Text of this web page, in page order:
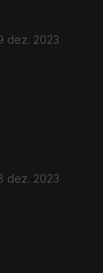
dez. 2023
dez. 2023